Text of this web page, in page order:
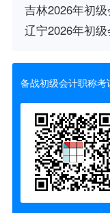
吉林2026年初
辽宁2026年初
备战初级会计职称考